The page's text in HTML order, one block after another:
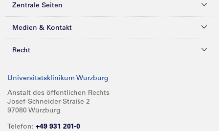
Zentrale Seiten
Kliniken & Zentren
Forschung
Karriere
Medien & Kontakt
Presse
Glossar
Spenden
Recht
Compliance
Impressum
Barrierefreiheit
Universitätsklinikum Würzburg
Anstalt des öffentlichen Rechts
Josef-Schneider-Straße 2
97080 Würzburg
Telefon: +49 931 201-0